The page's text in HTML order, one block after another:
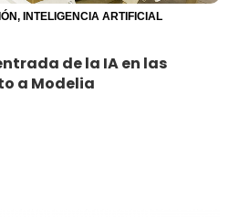
, INTELIGENCIA ARTIFICIAL
de la IA en las
a Modelia